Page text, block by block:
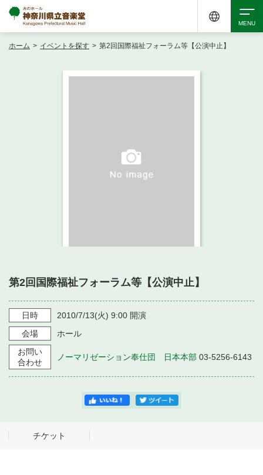
・ よくある質問
・ 施設を借りる
・ 空き状況
・ 抽選対象日
・ 利用料金
音楽堂について
・ 音楽堂のご案内
・ フロアマップ
・ 芸術参与
神奈川県立音楽堂
SNS
ホーム > イベントを探す > 第2回国際福祉フォーラム等【公演中止】
第2回国際福祉フォーラム等【公演中止】
日時 2010/7/13(火) 9:00 開演
会場
ホール
お問い
合わせ
ノーマリゼーション奉仕団 日本本部 03-5256-6143
チケット